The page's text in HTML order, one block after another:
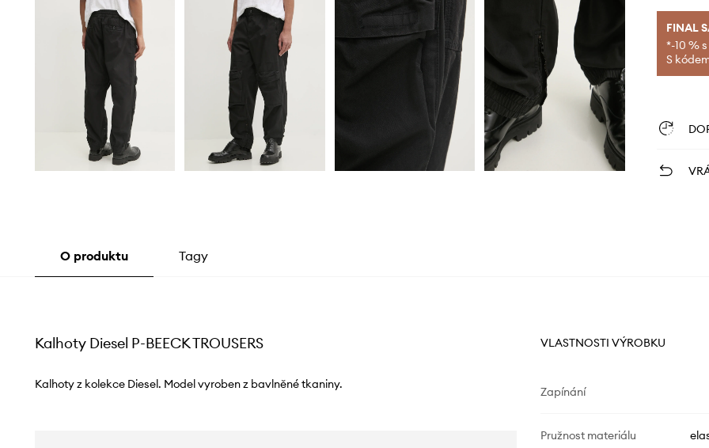
FINAL
*-10 %
S
O produktu Tagy
Kalhoty Diesel P-BEECK TROUSERS
Kalhoty z kolekce Diesel. Model vyroben z bavlněné tkaniny.
VLASTNOSTI VÝROBKU
Zapínání
Pružnost materiálu